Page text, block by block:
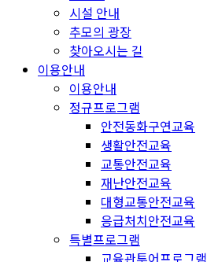
시설 안내
추모의 광장
찾아오시는 길
이용안내
이용안내
정규프로그램
안전동화구연교육
생활안전교육
교통안전교육
재난안전교육
대형교통안전교육
응급처치안전교육
특별프로그램
교육관투어프로그램